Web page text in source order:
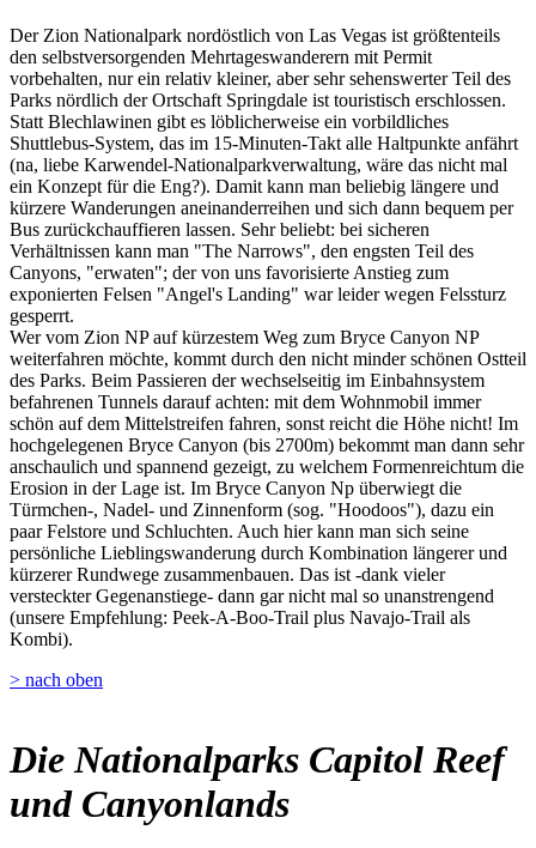
Der Zion Nationalpark nordöstlich von Las Vegas ist größtenteils
den selbstversorgenden Mehrtageswanderern mit Permit
vorbehalten, nur ein relativ kleiner, aber sehr sehenswerter Teil des
Parks nördlich der Ortschaft Springdale ist touristisch erschlossen.
Statt Blechlawinen gibt es löblicherweise ein vorbildliches
Shuttlebus-System, das im 15-Minuten-Takt alle Haltpunkte anfährt
(na, liebe Karwendel-Nationalparkverwaltung, wäre das nicht mal
ein Konzept für die Eng?). Damit kann man beliebig längere und
kürzere Wanderungen aneinanderreihen und sich dann bequem per
Bus zurückchauffieren lassen. Sehr beliebt: bei sicheren
Verhältnissen kann man "The Narrows", den engsten Teil des
Canyons, "erwaten"; der von uns favorisierte Anstieg zum
exponierten Felsen "Angel's Landing" war leider wegen Felssturz
gesperrt.
Wer vom Zion NP auf kürzestem Weg zum Bryce Canyon NP
weiterfahren möchte, kommt durch den nicht minder schönen Ostteil
des Parks. Beim Passieren der wechselseitig im Einbahnsystem
befahrenen Tunnels darauf achten: mit dem Wohnmobil immer
schön auf dem Mittelstreifen fahren, sonst reicht die Höhe nicht! Im
hochgelegenen Bryce Canyon (bis 2700m) bekommt man dann sehr
anschaulich und spannend gezeigt, zu welchem Formenreichtum die
Erosion in der Lage ist. Im Bryce Canyon Np überwiegt die
Türmchen-, Nadel- und Zinnenform (sog. "Hoodoos"), dazu ein
paar Felstore und Schluchten. Auch hier kann man sich seine
persönliche Lieblingswanderung durch Kombination längerer und
kürzerer Rundwege zusammenbauen. Das ist -dank vieler
versteckter Gegenanstiege- dann gar nicht mal so unanstrengend
(unsere Empfehlung: Peek-A-Boo-Trail plus Navajo-Trail als
Kombi).
> nach oben
Die Nationalparks Capitol Reef
und Canyonlands